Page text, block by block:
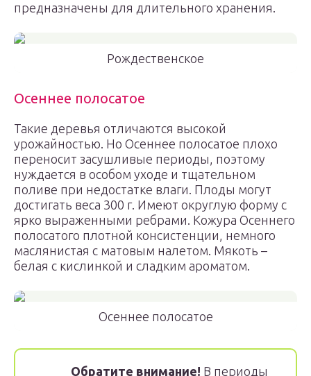
предназначены для длительного хранения.
Рождественское
Осеннее полосатое
Такие деревья отличаются высокой
урожайностью. Но Осеннее полосатое плохо
переносит засушливые периоды, поэтому
нуждается в особом уходе и тщательном
поливе при недостатке влаги. Плоды могут
достигать веса 300 г. Имеют округлую форму с
ярко выраженными ребрами. Кожура Осеннего
полосатого плотной консистенции, немного
маслянистая с матовым налетом. Мякоть –
белая с кислинкой и сладким ароматом.
Осеннее полосатое
Обратите внимание! В периоды